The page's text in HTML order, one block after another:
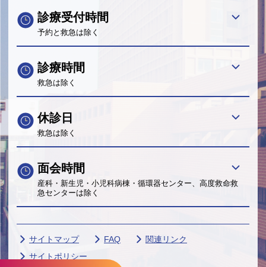
診療受付時間
予約と救急は除く
診療時間
救急は除く
休診日
救急は除く
面会時間
産科・新生児・小児科病棟・循環器センター、高度救命救
急センターは除く
サイトマップ FAQ
関連リンク
サイトポリシー